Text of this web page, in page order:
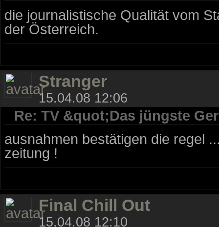
die journalistische Qualität vom
der Österreich.
Stranger
15.04.08 12:06
Re: TV &quot;Das jüngste
ausnahmen bestätigen die regel
zeitung !
Final Chill Out
15.04.08 12:10